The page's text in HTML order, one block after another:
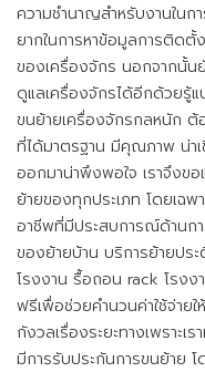
ความชำนาญสำหรับงานในก
ยากในการหาข้อมูลการติด
ของเครื่องจักร นอกจากนั้น
ดูแลเครื่องจักรได้อีกด้วยรู้
ขนย้ายเครื่องจักรกลหนัก ต้
ที่ได้มาตรฐาน มีคุณภาพ น่าเ
ออกมาน่าพึงพอใจ เราจึงข
ย้ายของทุกประเภท โดยเฉ
อาชีพที่มีประสบการณ์ด้านกา
ของย้ายบ้าน บริการย้ายปร
โรงงาน รื้อถอน rack โรงง
ฟรีเพื่อช่วยคำนวนค่าใช้จ่าย
กังวลเรื่องระยะทางเพราะเ
มีการรับประกันการขนย้าย